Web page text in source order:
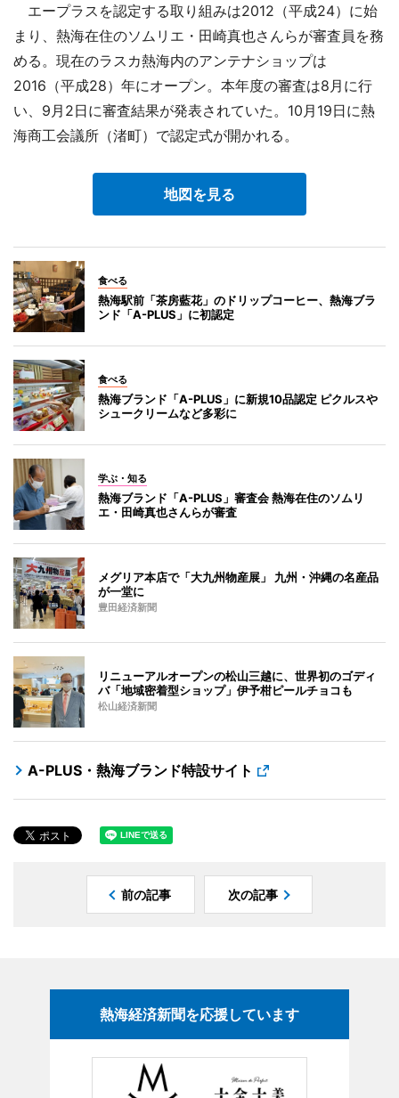
エープラスを認定する取り組みは2012（平成24）に始
まり、熱海在住のソムリエ・田崎真也さんらが審査員を務
める。現在のラスカ熱海内のアンテナショップは
2016（平成28）年にオープン。本年度の審査は8月に行
い、9月2日に審査結果が発表されていた。10月19日に熱
海商工会議所（渚町）で認定式が開かれる。
地図を見る
食べる
熱海駅前「茶房藍花」のドリップコーヒー、熱海ブラ
ンド「A-PLUS」に初認定
食べる
熱海ブランド「A-PLUS」に新規10品認定 ピクルスや
シュークリームなど多彩に
学ぶ・知る
熱海ブランド「A-PLUS」審査会 熱海在住のソムリ
エ・田崎真也さんらが審査
メグリア本店で「大九州物産展」 九州・沖縄の名産品
が一堂に
豊田経済新聞
リニューアルオープンの松山三越に、世界初のゴディ
バ「地域密着型ショップ」伊予柑ピールチョコも
松山経済新聞
A-PLUS・熱海ブランド特設サイト
前の記事 次の記事
熱海経済新聞を応援しています